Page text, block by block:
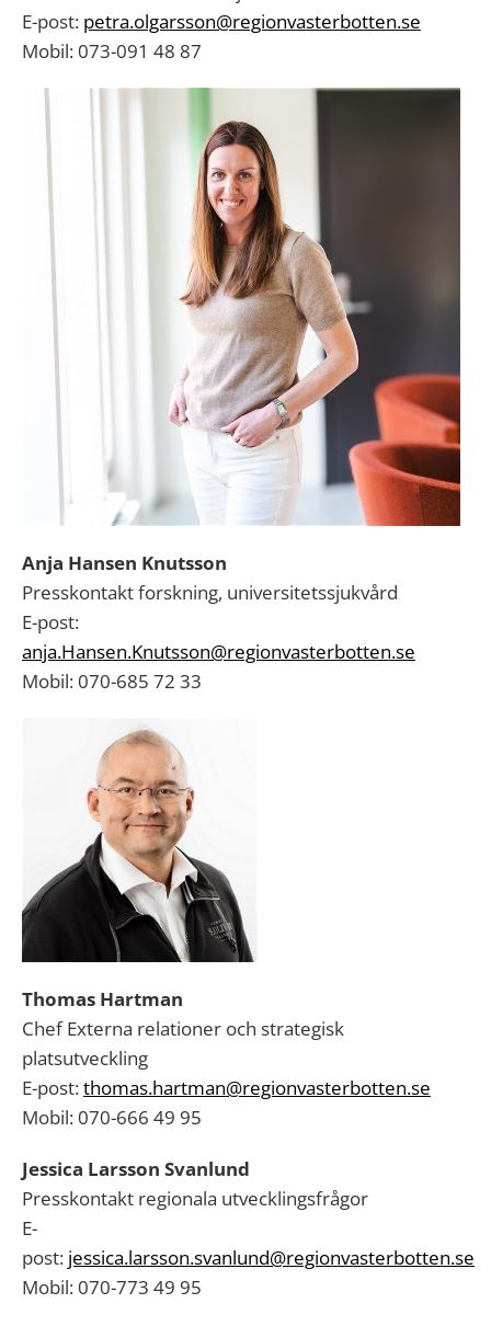
E-post: petra.olgarsson@regionvasterbotten.se
Mobil: 073-091 48 87
Anja Hansen Knutsson
Presskontakt forskning, universitetssjukvård
E-post:
anja.Hansen.Knutsson@regionvasterbotten.se
Mobil: 070-685 72 33
Thomas Hartman
Chef Externa relationer och strategisk
platsutveckling
E-post:thomas.hartman@regionvasterbotten.se
Mobil: 070-666 49 95
Jessica Larsson Svanlund
Presskontakt regionala utvecklingsfrågor
E-
post: jessica.larsson.svanlund@regionvasterbotten.se
Mobil: 070-773 49 95